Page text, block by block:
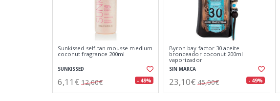
Sunkissed self-tan mousse medium
coconut fragrance 200ml
SUNKISSED
6,11€ 12,00€ - 49%
Byron bay factor 30 aceite
bronceador coconut 200ml
vaporizador
SIN MARCA
23,10€ 45,00€ - 49%